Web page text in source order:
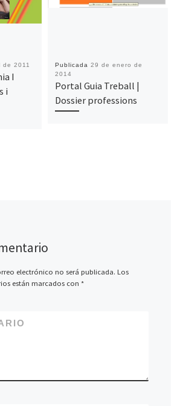
de 2011
I
i
Publicada 29 de enero de
2014
Portal Guia Treball |
Dossier professions
electrónico no será publicada. Los
están marcados con *